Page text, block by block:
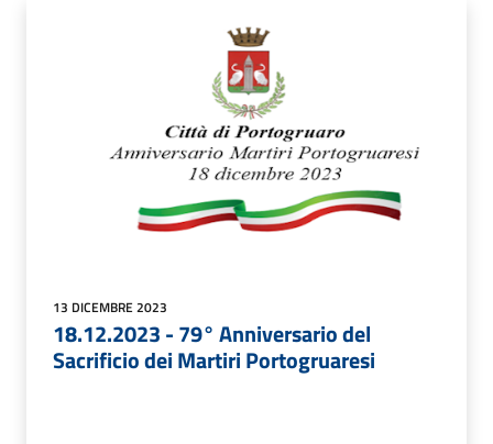
13 DICEMBRE 2023
18.12.2023 - 79° Anniversario del
Sacrificio dei Martiri Portogruaresi